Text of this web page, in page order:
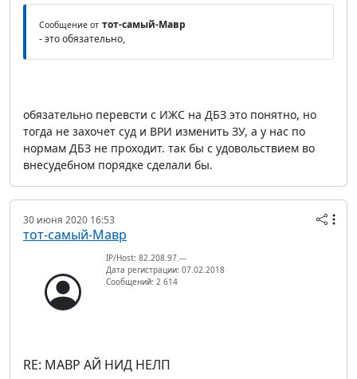
Сообщение от тот-самый-Мавр
- это обязательно,
обязательно перевсти с ИЖС на ДБЗ это понятно, но
тогда не захочет суд и ВРИ изменить ЗУ, а у нас по
нормам ДБЗ не проходит. так бы с удовольствием во
внесудебном порядке сделали бы.
30 июня 2020 16:53
тот-самый-Мавр
IP/Host: 82.208.97.---
Дата регистрации: 07.02.2018
Сообщений: 2 614
RE: МАВР АЙ НИД НЕЛП